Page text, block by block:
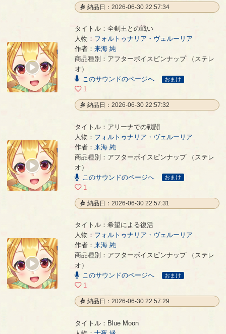
納品日：2026-06-30 22:57:34
全剣王との戦い - 来海 純
00:41
タイトル：全剣王との戦い
人物： フォルトゥナリア・ヴェルーリア
作者： 来海 純
商品種別：アフターボイスピンナップ （ステレ
オ）
このサウンドのページへ
おまけ
1
納品日：2026-06-30 22:57:32
アリーナでの戦闘 - 来海 純
01:31
タイトル：アリーナでの戦闘
人物： フォルトゥナリア・ヴェルーリア
作者： 来海 純
商品種別：アフターボイスピンナップ （ステレ
オ）
このサウンドのページへ
おまけ
1
納品日：2026-06-30 22:57:31
希望による復活 - 来海 純
00:10
タイトル：希望による復活
人物： フォルトゥナリア・ヴェルーリア
作者： 来海 純
商品種別：アフターボイスピンナップ （ステレ
オ）
このサウンドのページへ
おまけ
1
納品日：2026-06-30 22:57:29
タイトル：Blue Moon